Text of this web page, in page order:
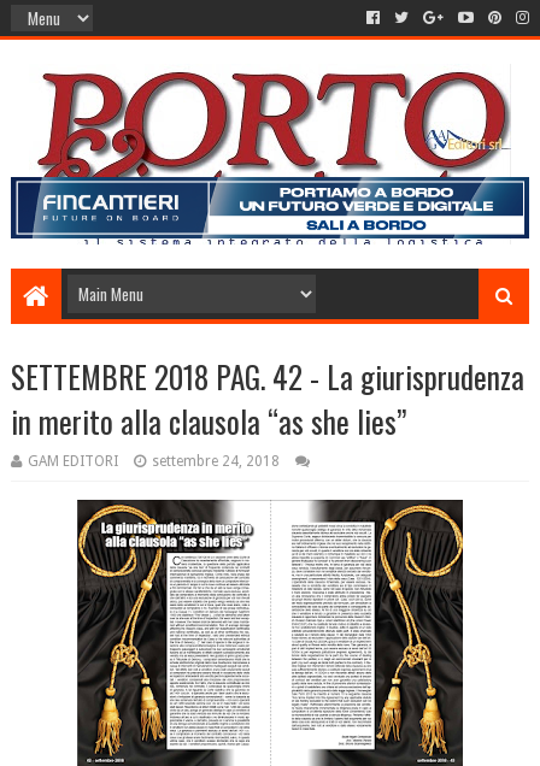
SETTEMBRE 2018 PAG. 42 - La giurisprudenza
in merito alla clausola “as she lies”
GAM EDITORI settembre 24, 2018